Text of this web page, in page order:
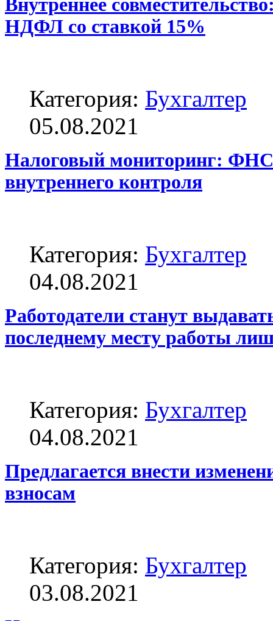
Внутреннее
НДФЛ со ставкой 15%
Категория: Бухгалтер
05.08.2021
Налоговый мониторинг: ФНС
внутреннего контроля
Категория: Бухгалтер
04.08.2021
Работодатели станут
последнему месту работы
Категория: Бухгалтер
04.08.2021
Предлагается внести
взносам
Категория: Бухгалтер
03.08.2021